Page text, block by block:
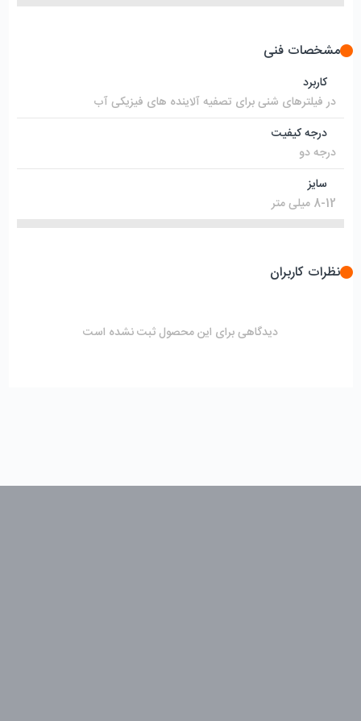
مشخصات فنی
کاربرد
در فیلترهای شنی برای تصفیه آلاینده های فیزیکی آب
درجه کیفیت
درجه دو
سایز
8-12 میلی متر
نظرات کاربران
دیدگاهی برای این محصول ثبت نشده است